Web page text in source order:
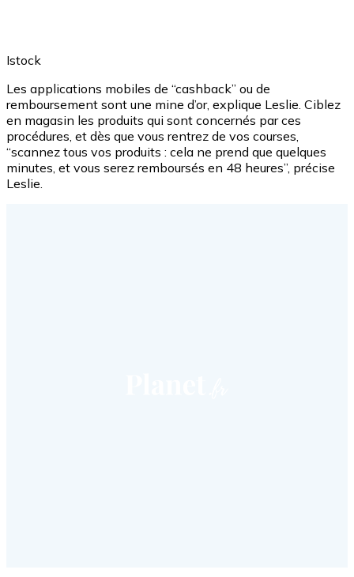
Istock
Les applications mobiles de “cashback” ou de
remboursement sont une mine d’or, explique Leslie. Ciblez
en magasin les produits qui sont concernés par ces
procédures, et dès que vous rentrez de vos courses,
“scannez tous vos produits : cela ne prend que quelques
minutes, et vous serez remboursés en 48 heures”, précise
Leslie.